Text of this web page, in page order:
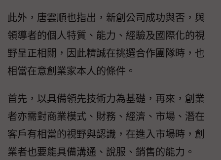
此外，唐雲順也指出，新創公司成功與否，與
領導者的個人特質、能力、經驗及國際化的視
野呈正相關，因此精誠在挑選合作團隊時，也
相當在意創業家本人的條件。
首先，以具備領先技術力為基礎，再來，創業
者亦需對商業模式、財務、經濟、市場、潛在
客戶有相當的視野與認識，在進入市場時，創
業者也要能具備溝通、說服、銷售的能力。